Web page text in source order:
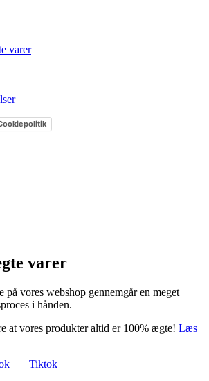
varer
varer
vores webshop gennemgår en meget
i hånden.
at vores produkter altid er 100% ægte! Læs
Tiktok